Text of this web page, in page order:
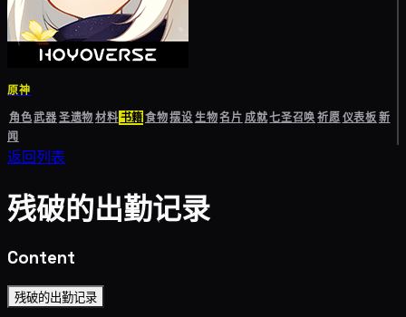
原神
角色武器圣遗物材料书籍食物摆设生物名片成就七圣召唤祈愿仪表板新
闻
返回列表
残破的出勤记录
Content
残破的出勤记录